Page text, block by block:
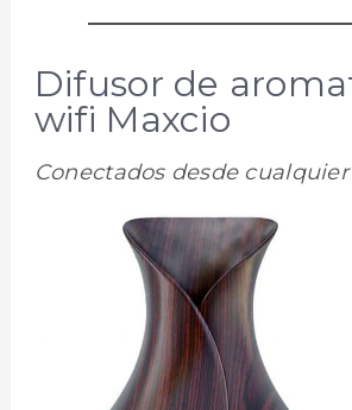
Difusor de
wifi Maxcio
Conectados desde